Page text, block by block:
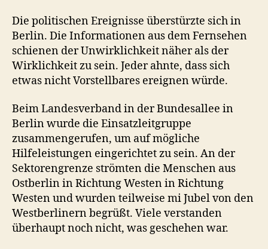
Die politischen Ereignisse überstürzte sich in
Berlin. Die Informationen aus dem Fernsehen
schienen der Unwirklichkeit näher als der
Wirklichkeit zu sein. Jeder ahnte, dass sich
etwas nicht Vorstellbares ereignen würde.
Beim Landesverband in der Bundesallee in
Berlin wurde die Einsatzleitgruppe
zusammengerufen, um auf mögliche
Hilfeleistungen eingerichtet zu sein. An der
Sektorengrenze strömten die Menschen aus
Ostberlin in Richtung Westen in Richtung
Westen und wurden teilweise mi Jubel von den
Westberlinern begrüßt. Viele verstanden
überhaupt noch nicht, was geschehen war.